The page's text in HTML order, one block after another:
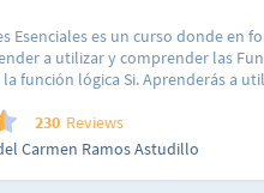
Esenciales es un curso donde en
a utilizar y comprender las
la función lógica Si. Aprenderás a
forma eficiente. También vamos a
Gestor Inventario que tu puedes
230 Reviews
Carmen Ramos Astudillo